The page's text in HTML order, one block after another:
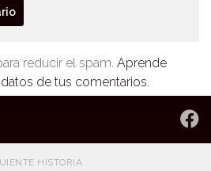
reducir el spam. Aprende
de tus comentarios.
HISTORIA